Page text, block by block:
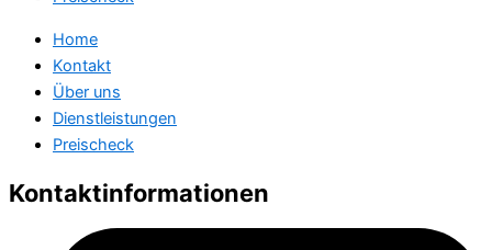
Home
Kontakt
Über uns
Dienstleistungen
Preischeck
Kontaktinformationen